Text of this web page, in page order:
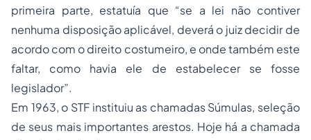
primeira parte, estatuía que “se a lei não contiver
nenhuma disposição aplicável, deverá o juiz decidir de
acordo com o direito costumeiro, e onde também este
faltar, como havia ele de estabelecer se fosse
legislador”.
Em 1963, o STF instituiu as chamadas Súmulas, seleção
de seus mais importantes arestos. Hoje há a chamada